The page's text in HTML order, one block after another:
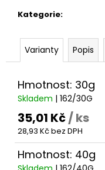
Kategorie:
Varianty Popis
Hmotnost: 30g
Skladem | 162/30G
35,01 Kč/ ks
28,93 Kč bez DPH
Hmotnost: 40g
p
u
e
m
e